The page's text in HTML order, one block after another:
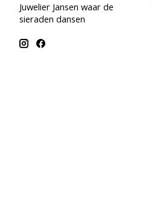
Juwelier Jansen waar de
sieraden dansen